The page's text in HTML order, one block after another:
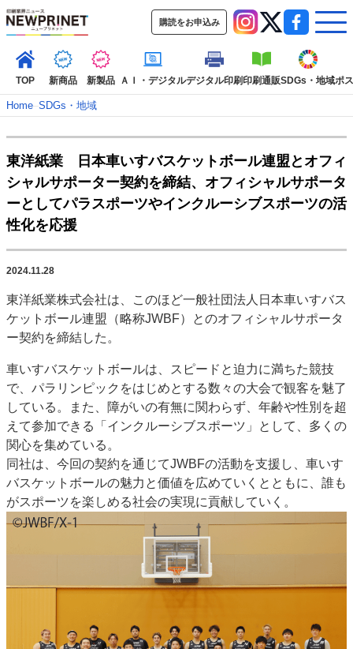
購読をお申込み
TOP 新商品 新製品 ＡＩ・デジタルデジタル印刷印刷通販SDGs・地域ポ
TOP
新着記事 特集記事
動画コンテンツ
インタビュー
コレクション
カテゴリー一覧
新商品 新製品 ＡＩ・デジタル デジタル印刷
印刷通販
SDGs・地域
市場・統計
人事・移転・異動・訃報
特集記事カテゴリー一覧
JAPAN PACK 2023 特集
中古印刷機・製本機特集
2022 見える化・MIS特集
2022 検査・校正特集
特集・デジタル印刷 ～ 新成長軌道を描く
案内
発刊案内
JFPI印刷用語集 印刷機材年鑑
運営
会社案内
購読・購入申し込み
サイトポリシー
Home–SDGs・地域
東洋紙業 日本車いすバスケットボール連盟とオフィ
シャルサポーター契約を締結、オフィシャルサポータ
ーとしてパラスポーツやインクルーシブスポーツの活
性化を応援
2024.11.28
東洋紙業株式会社は、このほど一般社団法人日本車いすバス
ケットボール連盟（略称JWBF）とのオフィシャルサポータ
ー契約を締結した。
車いすバスケットボールは、スピードと迫力に満ちた競技
で、パラリンピックをはじめとする数々の大会で観客を魅了
している。また、障がいの有無に関わらず、年齢や性別を超
えて参加できる「インクルーシブスポーツ」として、多くの
関心を集めている。
同社は、今回の契約を通じてJWBFの活動を支援し、車いす
バスケットボールの魅力と価値を広めていくとともに、誰も
がスポーツを楽しめる社会の実現に貢献していく。